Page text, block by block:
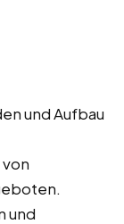
und Aufbau
und